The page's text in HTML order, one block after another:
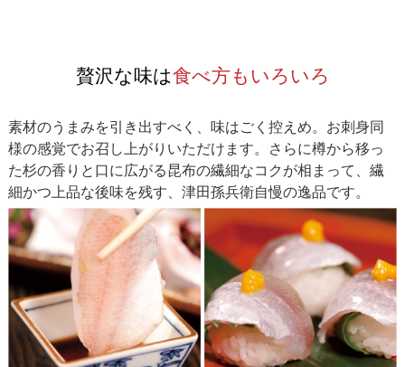
贅沢な味は食べ方もいろいろ
素材のうまみを引き出すべく、味はごく控えめ。お刺身同
様の感覚でお召し上がりいただけます。さらに樽から移っ
た杉の香りと口に広がる昆布の繊細なコクが相まって、繊
細かつ上品な後味を残す、津田孫兵衛自慢の逸品です。